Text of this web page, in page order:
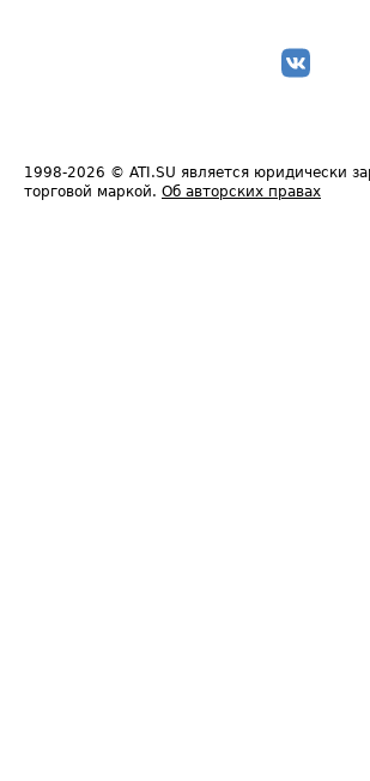
1998-2026 © ATI.SU является юридически
торговой маркой. Об авторских правах